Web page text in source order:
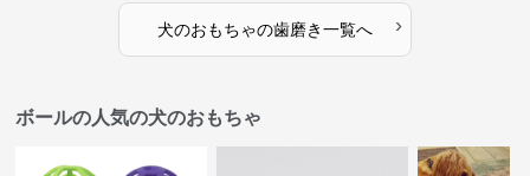
犬のおもちゃの歯磨き一覧へ ›
ボールの人気の犬のおもちゃ